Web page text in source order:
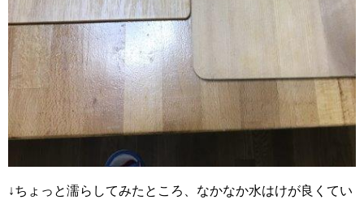
↓ちょっと濡らしてみたところ、なかなか水はけが良くてい